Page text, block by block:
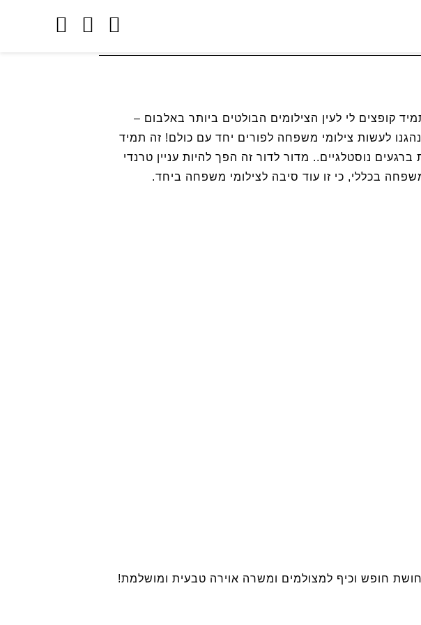
לצילומי פורים
קופצים לי לעין הצילומים הבולטים ביותר באלבום –
לעשות צילומי משפחה לפורים יחד עם כולם! זה תמיד
נוסטלגיים.. מדור לדור זה הפך להיות עניין טרנדי
בכללי, כי זו עוד סיבה לצילומי משפחה ביחד.
חופש וכיף למצולמים ומשרה אוירה טבעית ומושלמת!